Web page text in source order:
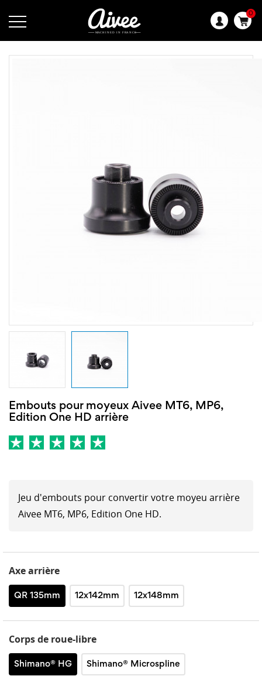
0
Langue
Embouts pour moyeux Aivee MT6, MP6,
Edition One HD arrière
Jeu d'embouts pour convertir votre moyeu arrière
Aivee MT6, MP6, Edition One HD.
Axe arrière
QR 135mm 12x142mm 12x148mm
Corps de roue-libre
Shimano® HG Shimano® Microspline